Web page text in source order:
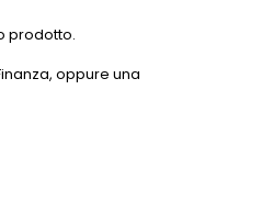
prodotto.
oppure una